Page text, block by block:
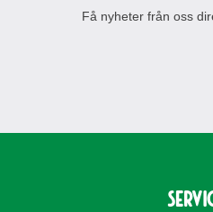
Få nyheter från oss